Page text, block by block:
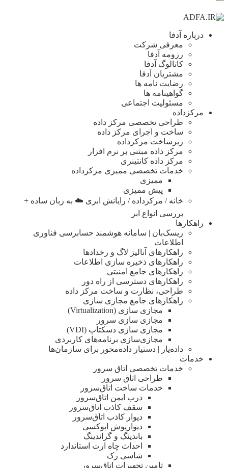
درباره آدفا
معرفی شرکت
رزومه آدفا
کاتالوگ آدفا
مشتریان آدفا
رضایت نامه ها
گواهینامه ها
مسئولیت اجتماعی
مرکزداده
طراحی تخصصی مرکز داده
ساخت و اجرای مرکز داده
زیرساخت مرکزداده
مرکز داده مبتنی بر نرم افزار
مرکز داده کانتینری
خدمات تخصصی ممیزی مرکزداده
ممیزی
پیش ممیزی
خانه / مرکزداده / رایانش ابری ☁️ به زبان ساده +
بررسی انواع ابر
راهکارها
ریسک‌بان | سامانه هوشمند حسابرسی فناوری
اطلاعات
راهکارهای آنالیز لاگ و رخدادها
راهکارهای ذخیره سازی اطلاعات
راهکارهای جامع امنیتی
راهکارهای دسترسی از راه دور
طراحی، نظارت و ساخت مرکز داده
راهکارهای جامع مجازی سازی
مجازی سازی (Virtualization)
مجازی‌ سازی سرور
مجازی‌ سازی دسکتاپ (VDI)
مجازی‌سازی برنامه‌های کاربردی
داده‌یار | دستیار داده‌محور برای سازمان‌ها
خدمات
خدمات تخصصی اتاق سرور
طراحی اتاق‌ سرور
خدمات ساخت اتاق‌سرور
درب ایمن اتاق‌سرور
سقف کاذب اتاق‌سرور
دیوار کاذب اتاق‌سرور
دیوار‌پوش اپوکسی
باندینگ و گراندینگ
احداث چاه ارت استاندارد
شاسی رک
تامین تجهیزات اتاق‌سرور